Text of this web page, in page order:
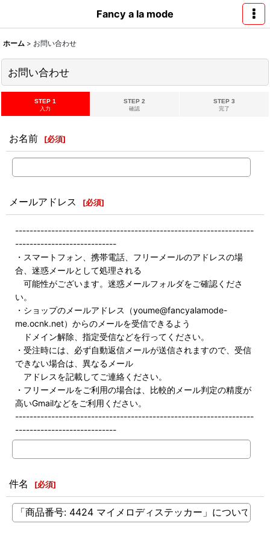
Fancy a la mode
ホーム > お問い合わせ
お問い合わせ
STEP 1
入力
STEP 2
確認
STEP 3
完了
お名前 [必須]
メールアドレス [必須]
------------------------------------------------------------------
----------------------------
・スマートフォン、携帯電話、フリーメールのアドレスの場
合、迷惑メールとして処理される
可能性がございます。迷惑メールフォルダをご確認くださ
い。
・ショップのメールアドレス（youme@fancyalamode-
me.ocnk.net）からのメールを受信できるよう
ドメイン解除、指定受信などを行ってください。
・受注時には、必ず自動返信メールが送信されますので、受信
できない場合は、異なるメール
アドレスを記載してご連絡ください。
・フリーメールをご利用の場合は、比較的メール判定の精度が
高いGmailなどをご利用ください。
------------------------------------------------------------------
----------------------------
件名 [必須]